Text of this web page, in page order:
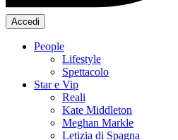
Accedi
People
Lifestyle
Spettacolo
Star e Vip
Reali
Kate Middleton
Meghan Markle
Letizia di Spagna